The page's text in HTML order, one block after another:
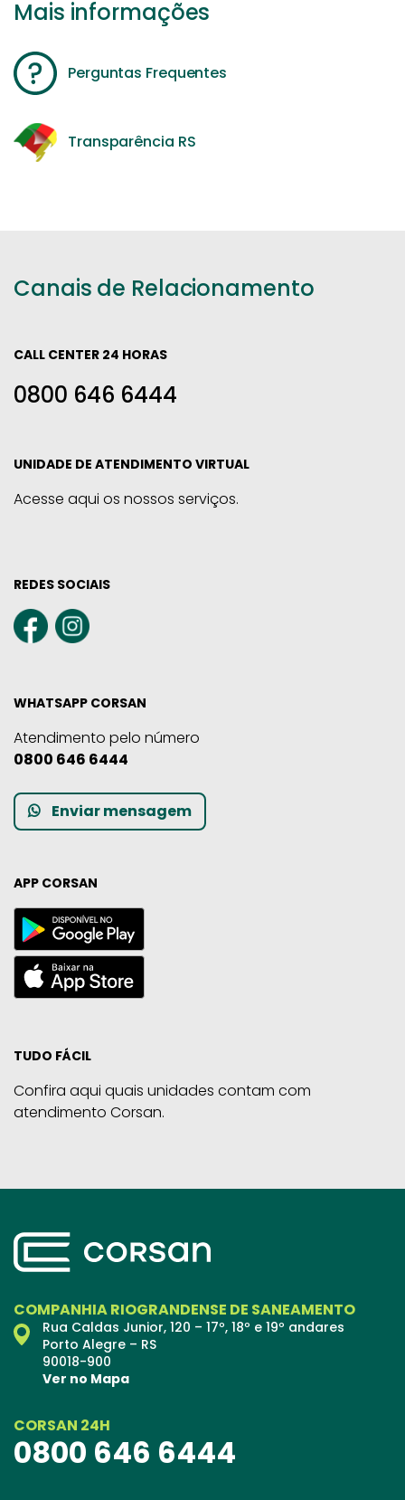
Mais informações
Perguntas Frequentes
Transparência RS
Canais de Relacionamento
CALL CENTER 24 HORAS
0800 646 6444
UNIDADE DE ATENDIMENTO VIRTUAL
Acesse aqui os nossos serviços.
REDES SOCIAIS
WHATSAPP CORSAN
Atendimento pelo número
0800 646 6444
Enviar mensagem
APP CORSAN
TUDO FÁCIL
Confira aqui quais unidades contam com
atendimento Corsan.
COMPANHIA RIOGRANDENSE DE SANEAMENTO
Rua Caldas Junior, 120 – 17º, 18º e 19º andares
Porto Alegre – RS
90018-900
Ver no Mapa
CORSAN 24H
0800 646 6444